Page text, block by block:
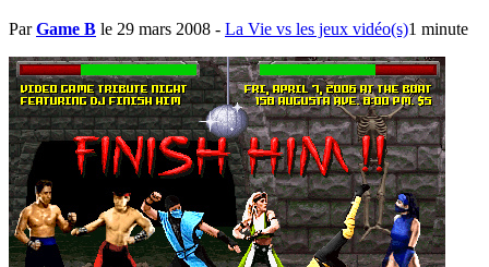
ParGame B le 29 mars 2008 - La Vie vs les jeux vidéo(s)1 minute